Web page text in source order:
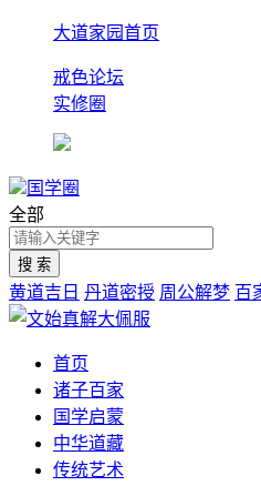
大道家园首页
戒色论坛
实修圈
国学圈
全部
黄道吉日 丹道密授 周公解梦 百
首页
诸子百家
国学启蒙
中华道藏
传统艺术